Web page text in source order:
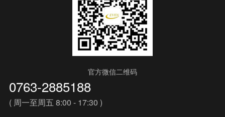
官方微信二维码
0763-2885188
( 周一至周五 8:00 - 17:30 )